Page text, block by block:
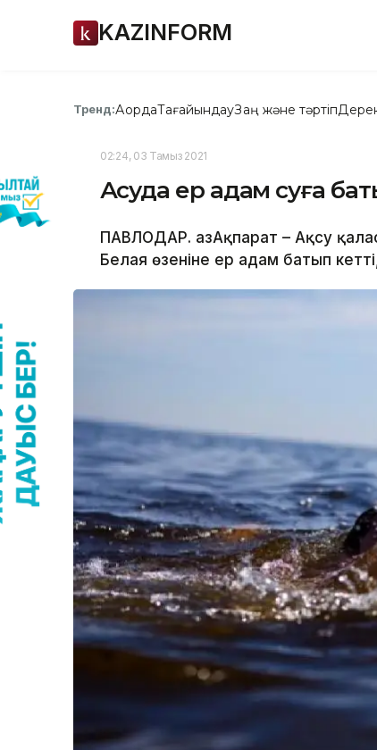
KAZINFORM
Тренд:АқордаТағайындауЗаң және тәртіп
02:24, 03 Тамыз 2021
Ақсуда ер адам суға
ПАВЛОДАР. ҚазАқпарат – Ақсу
Белая өзеніне ер адам батып